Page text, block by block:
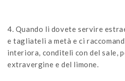
4. Quando li dovete servire
e tagliateli a metà e ci
interiora, conditeli con del sale,
extravergine e del limone.